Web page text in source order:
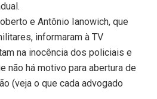
e Antônio Ianowich, que
informaram à TV
na inocência dos policiais e
não há motivo para abertura de
(veja o que cada advogado